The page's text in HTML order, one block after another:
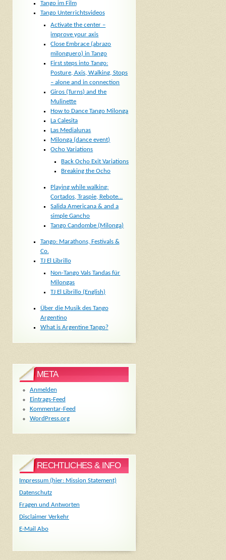
Tango im Film
Tango Unterrichtsvideos
Activate the center –
improve your axis
Close Embrace (abrazo
milonguero) in Tango
First steps into Tango:
Posture, Axis, Walking, Stops
– alone and in connection
Giros (Turns) and the
Mulinette
How to Dance Tango Milonga
La Calesita
Las Medialunas
Milonga (dance event)
Ocho Variations
Back Ocho Exit Variations
Breaking the Ocho
Playing while walking:
Cortados, Traspie, Rebote…
Salida Americana & and a
simple Gancho
Tango Candombe (Milonga)
Tango: Marathons, Festivals &
Co.
TJ El Librillo
Non-Tango Vals Tandas für
Milongas
TJ El Librillo (English)
Über die Musik des Tango
Argentino
What is Argentine Tango?
META
Anmelden
Eintrags-Feed
Kommentar-Feed
WordPress.org
RECHTLICHES & INFO
Impressum (hier: Mission Statement)
Datenschutz
Fragen und Antworten
Disclaimer Verkehr
E-Mail Abo